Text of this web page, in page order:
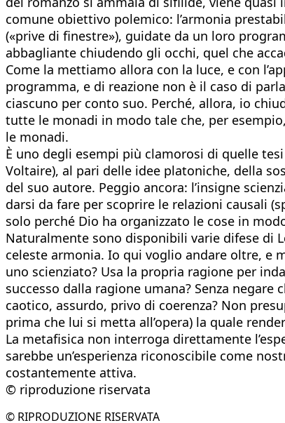
comune obiettivo polemico: l’armonia
(«prive di finestre»), guidate da un loro
abbagliante chiudendo gli occhi, quel che
Come la mettiamo allora con la luce, e con
programma, e di reazione non è il caso di
ciascuno per conto suo. Perché, allora, io
tutte le monadi in modo tale che, per
le monadi.
È uno degli esempi più clamorosi di quelle
Voltaire), al pari delle idee platoniche, della
del suo autore. Peggio ancora: l’insigne
darsi da fare per scoprire le relazioni causali
solo perché Dio ha organizzato le cose in
Naturalmente sono disponibili varie difese di
celeste armonia. Io qui voglio andare oltre, e
uno scienziato? Usa la propria ragione per
successo dalla ragione umana? Senza
caotico, assurdo, privo di coerenza? Non
prima che lui si metta all’opera) la quale
La metafisica non interroga direttamente
sarebbe un’esperienza riconoscibile come
costantemente attiva.
© riproduzione riservata
© RIPRODUZIONE RISERVATA